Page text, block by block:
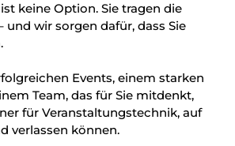
keine Option. Sie tragen die
und wir sorgen dafür, dass Sie
Events, einem starken
Team, das für Sie mitdenkt,
für Veranstaltungstechnik, auf
verlassen können.